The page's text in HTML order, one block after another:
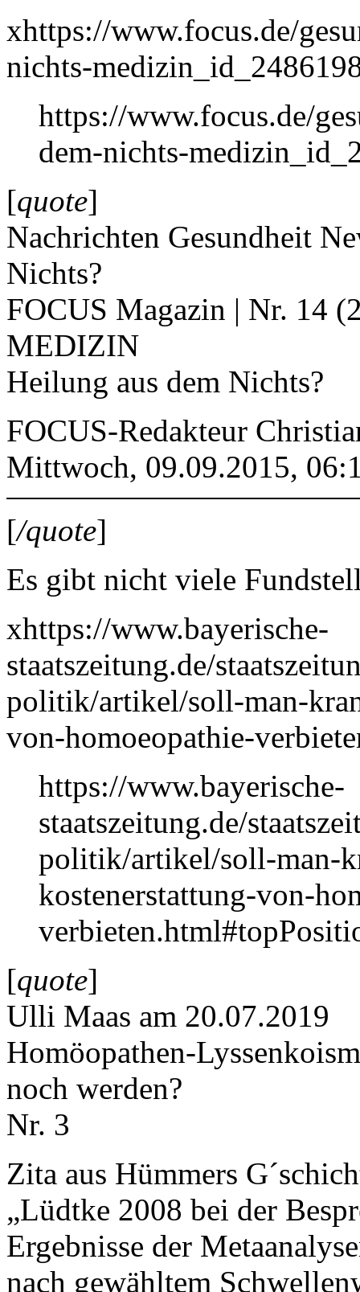
xhttps://www.focus.de/
nichts-
https://www.focus.de/
dem-nichts-
[quote]
Nachrichten Gesundheit
Nichts?
FOCUS Magazin | Nr. 14
MEDIZIN
Heilung aus dem Nichts?
FOCUS-Redakteur
Mittwoch, 09.09.2015,
[/quote]
Es gibt nicht viele
xhttps://www.bayerische-
staatszeitung.de/
politik/artikel/soll-man-
von-homoeopathie-
https://www.bayerische-
staatszeitung.de/
politik/artikel/soll-man-
kostenerstattung-von-
[quote]
Ulli Maas am 20.07.2019
Homöopathen-
noch werden?
Nr. 3
Zita aus Hümmers
„Lüdtke 2008 bei der
Ergebnisse der
nach gewähltem